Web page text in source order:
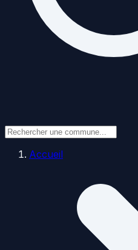
Accueil